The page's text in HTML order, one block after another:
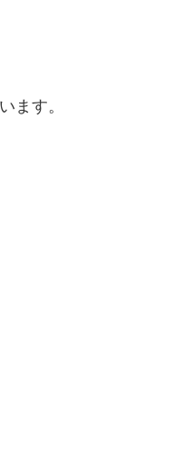
ます。